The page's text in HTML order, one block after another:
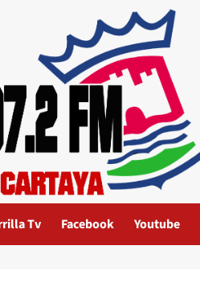
Tv Facebook Youtube